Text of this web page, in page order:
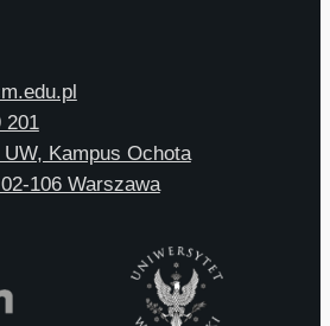
201
Kampus Ochota
106 Warszawa